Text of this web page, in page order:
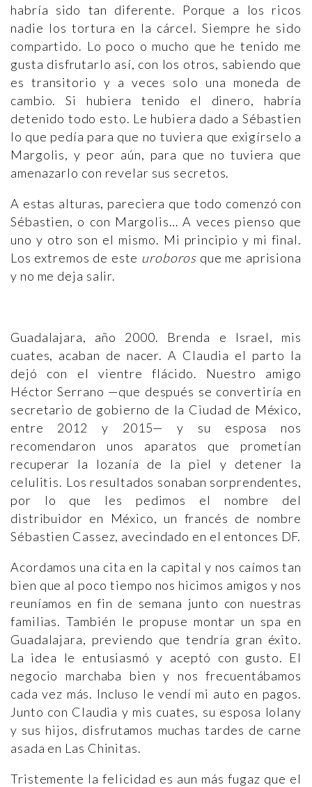
habría sido tan diferente. Porque a los ricos
nadie los tortura en la cárcel. Siempre he sido
compartido. Lo poco o mucho que he tenido me
gusta disfrutarlo así, con los otros, sabiendo que
es transitorio y a veces solo una moneda de
cambio. Si hubiera tenido el dinero, habría
detenido todo esto. Le hubiera dado a Sébastien
lo que pedía para que no tuviera que exigírselo a
Margolis, y peor aún, para que no tuviera que
amenazarlo con revelar sus secretos.
A estas alturas, pareciera que todo comenzó con
Sébastien, o con Margolis… A veces pienso que
uno y otro son el mismo. Mi principio y mi final.
Los extremos de este uroboros que me aprisiona
y no me deja salir.
Guadalajara, año 2000. Brenda e Israel, mis
cuates, acaban de nacer. A Claudia el parto la
dejó con el vientre flácido. Nuestro amigo
Héctor Serrano —que después se convertiría en
secretario de gobierno de la Ciudad de México,
entre 2012 y 2015— y su esposa nos
recomendaron unos aparatos que prometían
recuperar la lozanía de la piel y detener la
celulitis. Los resultados sonaban sorprendentes,
por lo que les pedimos el nombre del
distribuidor en México, un francés de nombre
Sébastien Cassez, avecindado en el entonces DF.
Acordamos una cita en la capital y nos caímos tan
bien que al poco tiempo nos hicimos amigos y nos
reuníamos en fin de semana junto con nuestras
familias. También le propuse montar un spa en
Guadalajara, previendo que tendría gran éxito.
La idea le entusiasmó y aceptó con gusto. El
negocio marchaba bien y nos frecuentábamos
cada vez más. Incluso le vendí mi auto en pagos.
Junto con Claudia y mis cuates, su esposa Iolany
y sus hijos, disfrutamos muchas tardes de carne
asada en Las Chinitas.
Tristemente la felicidad es aun más fugaz que el